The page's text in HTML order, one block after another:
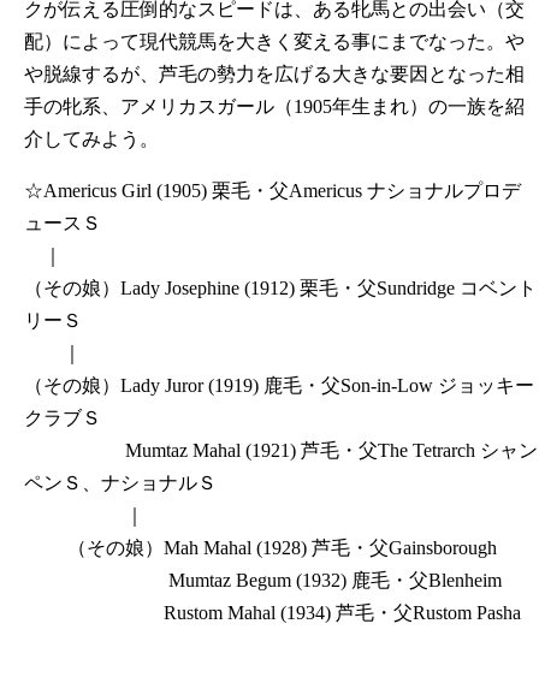
クが伝える圧倒的なスピードは、ある牝馬との出会い（交
配）によって現代競馬を大きく変える事にまでなった。や
や脱線するが、芦毛の勢力を広げる大きな要因となった相
手の牝系、アメリカスガール（1905年生まれ）の一族を紹
介してみよう。
☆Americus Girl (1905) 栗毛・父Americus ナショナルプロデ
ュースＳ
（その娘）Lady Josephine (1912) 栗毛・父Sundridge コベント
リーＳ
（その娘）Lady Juror (1919) 鹿毛・父Son-in-Low ジョッキー
クラブＳ
Mumtaz Mahal (1921) 芦毛・父The Tetrarch シャン
ペンＳ、ナショナルＳ
（その娘）Mah Mahal (1928) 芦毛・父Gainsborough
Mumtaz Begum (1932) 鹿毛・父Blenheim
Rustom Mahal (1934) 芦毛・父Rustom Pasha